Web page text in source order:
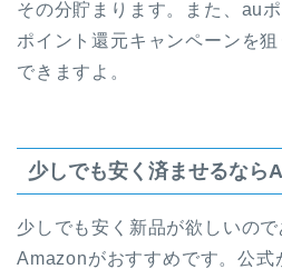
その分貯まります。また、au
ポイント還元キャンペーンを
できますよ。
少しでも安く済ませるなら
少しでも安く新品が欲しいの
Amazonがおすすめです。公式